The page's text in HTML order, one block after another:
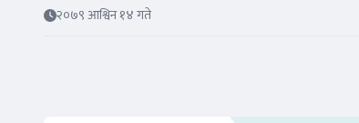
२०७९ आश्विन १४ गते